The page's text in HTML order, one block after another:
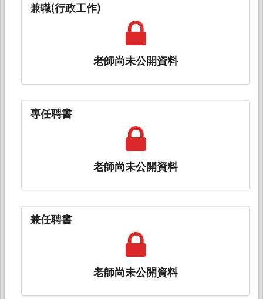
兼職(行政工作)
老師尚未公開資料
專任聘書
老師尚未公開資料
兼任聘書
老師尚未公開資料